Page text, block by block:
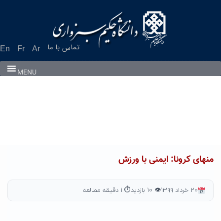
En Fr Ar تماس با ما
MENU
منهای کرونا: ایمنی با ورزش
۲۰ خرداد ۱۳۹۹ 👁 ۱۰ بازدید ⏱ ۱ دقیقه مطالعه